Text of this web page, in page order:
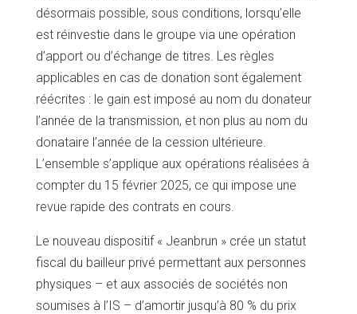
désormais possible, sous conditions, lorsqu’elle
est réinvestie dans le groupe via une opération
d’apport ou d’échange de titres. Les règles
applicables en cas de donation sont également
réécrites : le gain est imposé au nom du donateur
l’année de la transmission, et non plus au nom du
donataire l’année de la cession ultérieure.
L’ensemble s’applique aux opérations réalisées à
compter du 15 février 2025, ce qui impose une
revue rapide des contrats en cours.
Le nouveau dispositif « Jeanbrun » crée un statut
fiscal du bailleur privé permettant aux personnes
physiques – et aux associés de sociétés non
soumises à l’IS – d’amortir jusqu’à 80 % du prix